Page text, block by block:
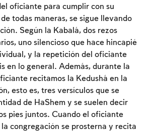
oficiante para cumplir con su
todas maneras, se sigue llevando
Según la Kabalá, dos rezos
uno silencioso que hace hincapié
y la repetición del oficiante
en lo general. Además, durante la
recitamos la Kedushá en la
esto es, tres versículos que se
de HaShem y se suelen decir
pies juntos. Cuando el oficiante
la congregación se prosterna y recita
requerida
lo estudiado debe conectarse
o inscribirse.
Conectarse